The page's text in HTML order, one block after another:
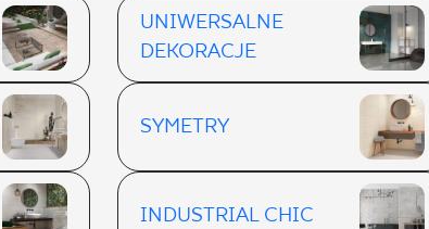
UNIWERSALNE
DEKORACJE
SYMETRY
INDUSTRIAL CHIC